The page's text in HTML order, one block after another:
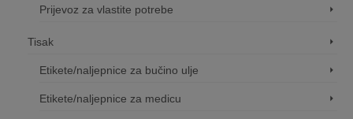
Prijevoz za vlastite potrebe
Tisak
Etikete/naljepnice za bučino ulje
Etikete/naljepnice za medicu